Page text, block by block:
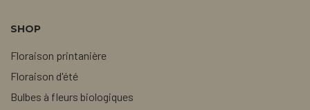
SHOP
Floraison printanière
Floraison d'été
Bulbes à fleurs biologiques